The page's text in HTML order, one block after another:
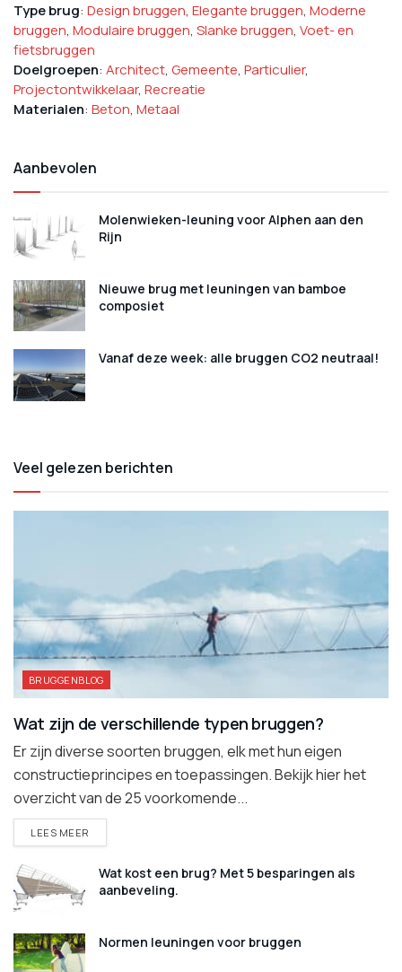
Type brug: Design bruggen, Elegante bruggen, Moderne
bruggen, Modulaire bruggen, Slanke bruggen, Voet- en
fietsbruggen
Doelgroepen: Architect, Gemeente, Particulier,
Projectontwikkelaar, Recreatie
Materialen: Beton, Metaal
Aanbevolen
Molenwieken-leuning voor Alphen aan den
Rijn
Nieuwe brug met leuningen van bamboe
composiet
Vanaf deze week: alle bruggen CO2 neutraal!
Veel gelezen berichten
BRUGGENBLOG
Wat zijn de verschillende typen bruggen?
Er zijn diverse soorten bruggen, elk met hun eigen
constructieprincipes en toepassingen. Bekijk hier het
overzicht van de 25 voorkomende...
LEES MEER
Wat kost een brug? Met 5 besparingen als
aanbeveling.
Normen leuningen voor bruggen